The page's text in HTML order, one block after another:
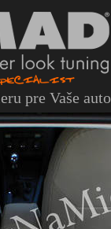
pre Vaše auto